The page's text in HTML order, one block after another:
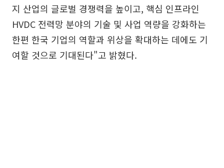
지 산업의 글로벌 경쟁력을 높이고, 핵심 인프라인
HVDC 전력망 분야의 기술 및 사업 역량을 강화하는
한편 한국 기업의 역할과 위상을 확대하는 데에도 기
여할 것으로 기대된다"고 밝혔다.